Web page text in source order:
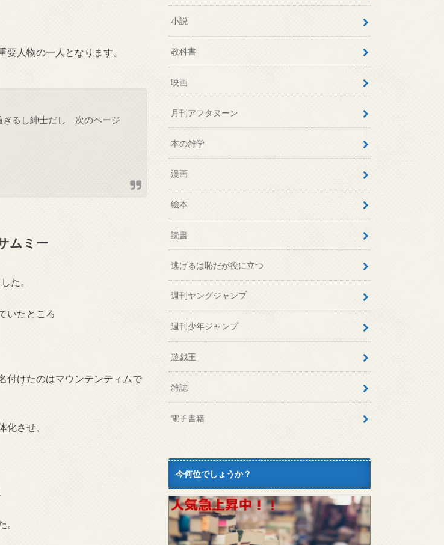
人物の一人となります。
ぎるし紳士だし 次のページ
ムミー
た。
いたところ
付けたのはマウンテンティムで
させ、
小説
教科書
映画
月刊アフタヌーン
本の雑学
漫画
絵本
読書
逃げるは恥だが役に立つ
週刊ヤングジャンプ
週刊少年ジャンプ
遊戯王
雑誌
電子書籍
今何位でしょうか？